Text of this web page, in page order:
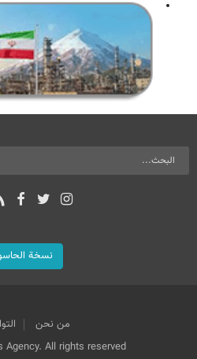
نسخة
من نحن
All rights reserved